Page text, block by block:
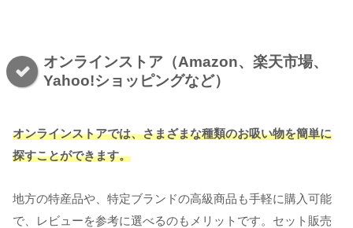
オンラインストア（Amazon、楽天市場、
Yahoo!ショッピングなど）
オンラインストアでは、さまざまな種類のお吸い物を簡単に
探すことができます。
地方の特産品や、特定ブランドの高級商品も手軽に購入可能
で、レビューを参考に選べるのもメリットです。セット販売